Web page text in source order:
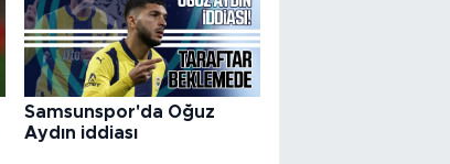
Samsunspor'da Oğuz
Aydın iddiası